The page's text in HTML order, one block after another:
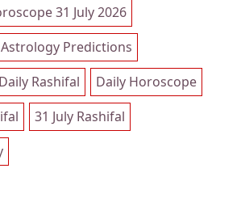
31 July 2026
Astrology Predictions
Daily Rashifal
Daily Horoscope
31 July Rashifal